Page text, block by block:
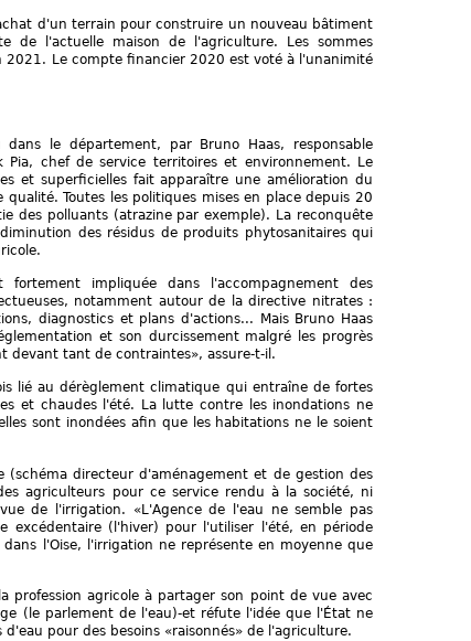
d'un terrain pour construire un nouveau bâtiment
l'actuelle maison de l'agriculture. Les sommes
2021. Le compte financier 2020 est voté à l'unanimité
le département, par Bruno Haas, responsable
Pia, chef de service territoires et environnement. Le
et superficielles fait apparaître une amélioration du
Toutes les politiques mises en place depuis 20
des polluants (atrazine par exemple). La reconquête
des résidus de produits phytosanitaires qui
impliquée dans l'accompagnement des
notamment autour de la directive nitrates :
diagnostics et plans d'actions... Mais Bruno Haas
et son durcissement malgré les progrès
devant tant de contraintes», assure-t-il.
lié au dérèglement climatique qui entraîne de fortes
et chaudes l'été. La lutte contre les inondations ne
sont inondées afin que les habitations ne le soient
(schéma directeur d'aménagement et de gestion des
agriculteurs pour ce service rendu à la société, ni
de l'irrigation. «L'Agence de l'eau ne semble pas
excédentaire (l'hiver) pour l'utiliser l'été, en période
l'Oise, l'irrigation ne représente en moyenne que
profession agricole à partager son point de vue avec
(le parlement de l'eau)-et réfute l'idée que l'État ne
pour des besoins «raisonnés» de l'agriculture.